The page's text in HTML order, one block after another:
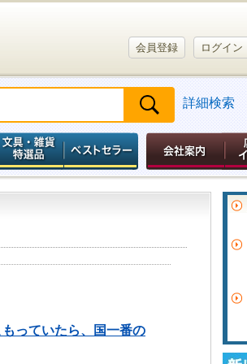
会員登録 ログイン
詳細検索
っていたら、国一番の